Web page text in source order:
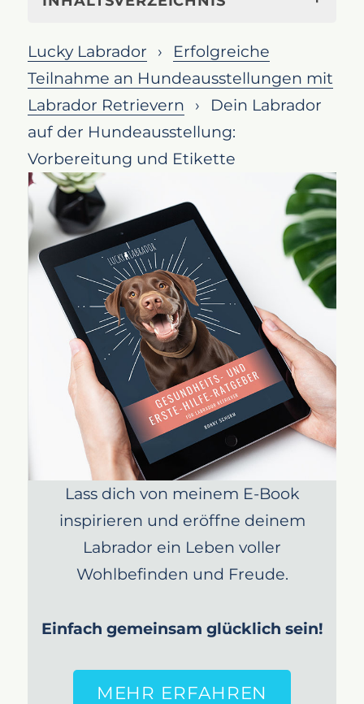
auf eine Hundeausstellung
vorbereitest
Grundlegendes
Verhaltenstraining
Gehorsam ist essentiell
Ringtraining
Konditionierung und Fellpflege
Optimale Kondition
Fellpflege
Sozialisation und
Umgebungsgewöhnung
Gewöhnung an
Menschenmengen
Umgang mit anderen Hunden
Ausstellungsetikette und -regeln
Kenntnis der
Ausstellungsregeln
Verhaltensregeln
Am Tag der Ausstellung
Vorbereitung und Präsentation
Fazit
Lucky Labrador
Erfolgreiche
Teilnahme an Hundeausstellungen mit
Labrador Retrievern
Dein Labrador
auf der Hundeausstellung:
Vorbereitung und Etikette
Lass dich von meinem E-Book
inspirieren und eröffne deinem
Labrador ein Leben voller
Wohlbefinden und Freude.
Einfach gemeinsam glücklich sein!
MEHR ERFAHREN